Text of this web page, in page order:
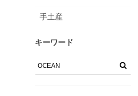
手土産
キーワード